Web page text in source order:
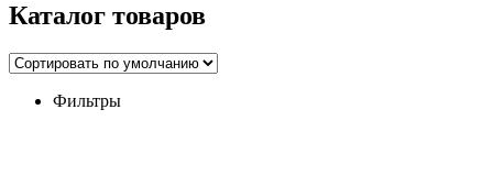
Каталог товаров
Фильтры